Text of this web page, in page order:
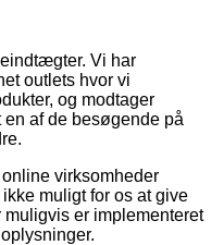
Vi har
outlets hvor vi
og modtager
af de besøgende på
virksomheder
muligt for os at give
er implementeret